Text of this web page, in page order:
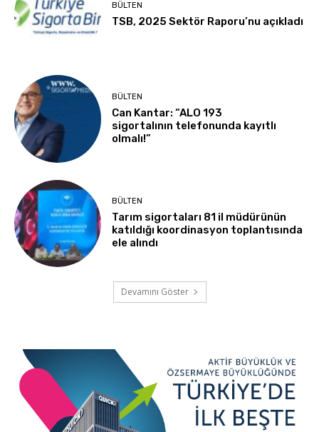
BÜLTEN
TSB, 2025 Sektör Raporu’nu açıkladı
BÜLTEN
Can Kantar: “ALO 193
sigortalının telefonunda kayıtlı
olmalı!”
BÜLTEN
Tarım sigortaları 81 il müdürünün
katıldığı koordinasyon toplantısında
ele alındı
Devamını Göster